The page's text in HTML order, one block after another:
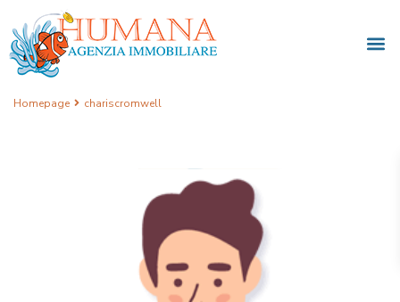
Homepage chariscromwell